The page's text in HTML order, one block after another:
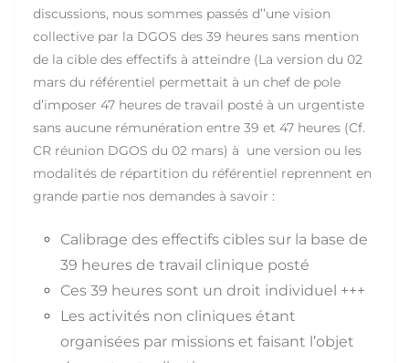
discussions, nous sommes passés d’’une vision
collective par la DGOS des 39 heures sans mention
de la cible des effectifs à atteindre (La version du 02
mars du référentiel permettait à un chef de pole
d’imposer 47 heures de travail posté à un urgentiste
sans aucune rémunération entre 39 et 47 heures (Cf.
CR réunion DGOS du 02 mars) à une version ou les
modalités de répartition du référentiel reprennent en
grande partie nos demandes à savoir :
Calibrage des effectifs cibles sur la base de
39 heures de travail clinique posté
Ces 39 heures sont un droit individuel +++
Les activités non cliniques étant
organisées par missions et faisant l’objet